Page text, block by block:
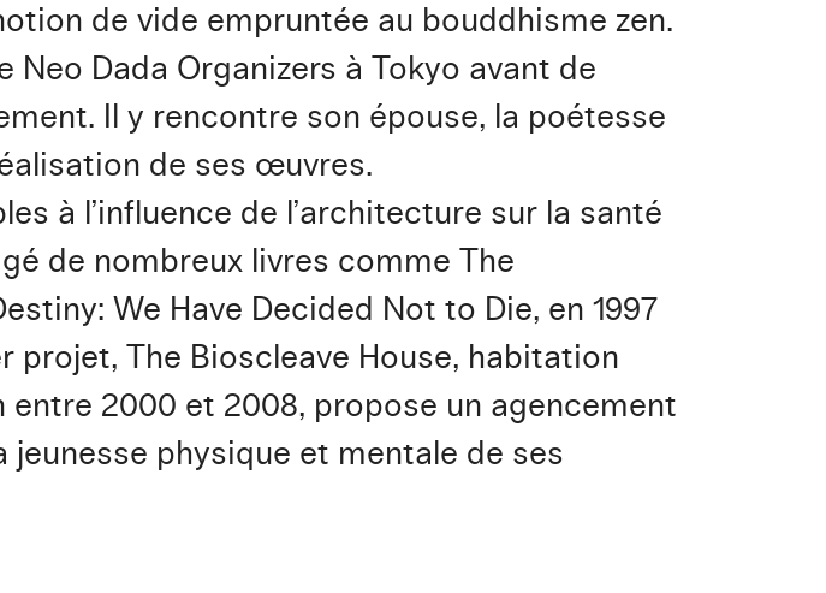
de vide empruntée au bouddhisme zen.
Dada Organizers à Tokyo avant de
Il y rencontre son épouse, la poétesse
de ses œuvres.
à l’influence de l’architecture sur la santé
de nombreux livres comme The
We Have Decided Not to Die, en 1997
projet, The Bioscleave House, habitation
2000 et 2008, propose un agencement
physique et mentale de ses